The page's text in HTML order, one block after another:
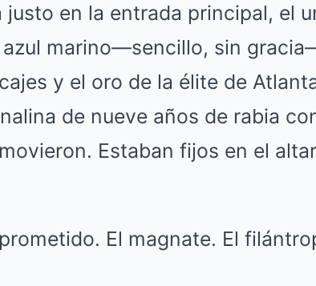
justo en la entrada principal, el
azul marino—sencillo, sin
y el oro de la élite de
de nueve años de rabia
Estaban fijos en el
El magnate. El